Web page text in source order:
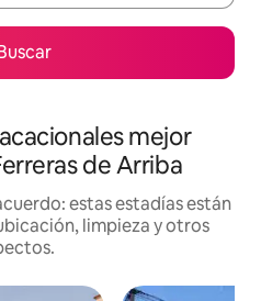
mejor
de Arriba
estas estadías están
limpieza y otros